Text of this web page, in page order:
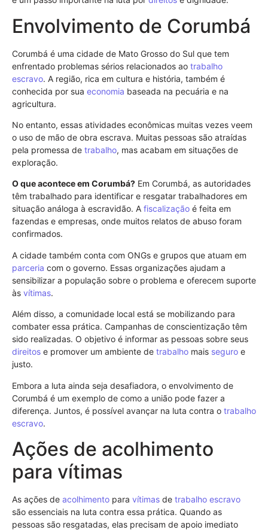
Envolvimento de Corumbá
Corumbá é uma cidade de Mato Grosso do Sul que tem
enfrentado problemas sérios relacionados ao trabalho
escravo. A região, rica em cultura e história, também é
conhecida por sua economia baseada na pecuária e na
agricultura.
No entanto, essas atividades econômicas muitas vezes veem
o uso de mão de obra escrava. Muitas pessoas são atraídas
pela promessa de trabalho, mas acabam em situações de
exploração.
O que acontece em Corumbá? Em Corumbá, as autoridades
têm trabalhado para identificar e resgatar trabalhadores em
situação análoga à escravidão. A fiscalização é feita em
fazendas e empresas, onde muitos relatos de abuso foram
confirmados.
A cidade também conta com ONGs e grupos que atuam em
parceria com o governo. Essas organizações ajudam a
sensibilizar a população sobre o problema e oferecem suporte
às vítimas.
Além disso, a comunidade local está se mobilizando para
combater essa prática. Campanhas de conscientização têm
sido realizadas. O objetivo é informar as pessoas sobre seus
direitos e promover um ambiente de trabalho mais seguro e
justo.
Embora a luta ainda seja desafiadora, o envolvimento de
Corumbá é um exemplo de como a união pode fazer a
diferença. Juntos, é possível avançar na luta contra o trabalho
escravo.
Ações de acolhimento
para vítimas
As ações de acolhimento para vítimas de trabalho escravo
são essenciais na luta contra essa prática. Quando as
pessoas são resgatadas, elas precisam de apoio imediato